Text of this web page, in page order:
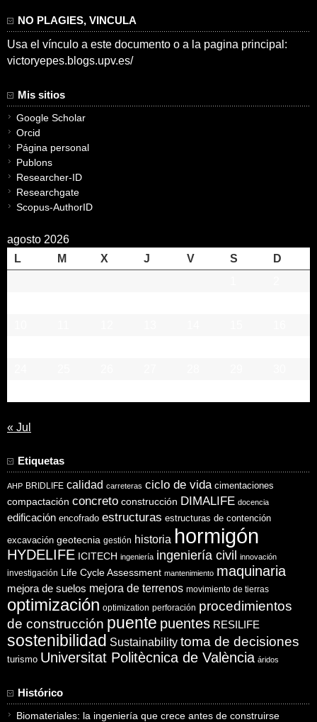
NO PLAGIES, VINCULA
Usa el vínculo a este documento o a la pagina principal:
victoryepes.blogs.upv.es/
Mis sitios
Google Scholar
Orcid
Página personal
Publons
Researcher-ID
Researchgate
Scopus-AuthorID
agosto 2026
L
M X J V S
D
« Jul
Etiquetas
AHP BRIDLIFE calidad carreteras ciclo de vida cimentaciones
compactación concreto construcción DIMALIFE docencia
edificación encofrado estructuras estructuras de contención
excavación geotecnia gestión historia hormigón
HYDELIFE ICITECH ingeniería ingeniería civil innovación
investigación Life Cycle Assessment mantenimiento maquinaria
mejora de suelos mejora de terrenos movimiento de tierras
optimización optimization perforación procedimientos
de construcción puente puentes RESILIFE
sostenibilidad Sustainability toma de decisiones
turismo Universitat Politècnica de València áridos
Histórico
Biomateriales: la ingeniería que crece antes de construirse